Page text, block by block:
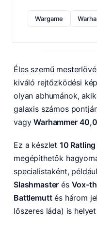
Wargame
Éles szemű
kiváló rejtőzködési
olyan abhumánok,
galaxis számos
vagyWarhammer
Ez a készlet 10 Ratling
megépíthetők
specialistaként, például
Slashmaster és Vox-
Battlemuttés három
lőszeres láda) is